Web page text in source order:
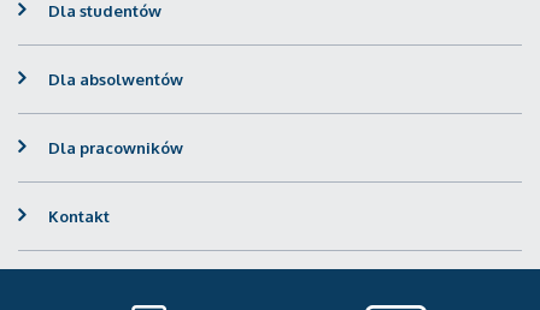
Dla studentów
Dla absolwentów
Dla pracowników
Kontakt